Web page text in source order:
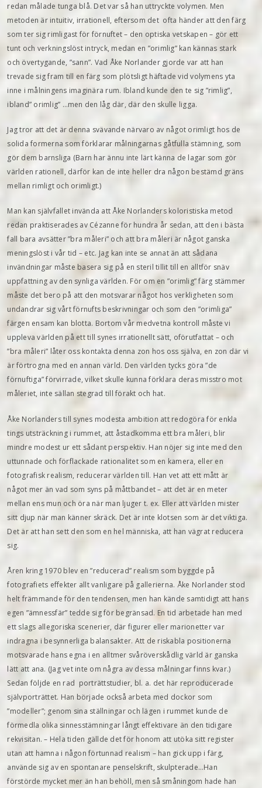
redan målade tunga blå. Det var så han uttryckte volymen. Men
metoden är intuitiv, irrationell, eftersom det ofta händer att den färg
som ter sig rimligast för förnuftet – den optiska vetskapen – gör ett
tunt och verkningslöst intryck, medan en ”orimlig” kan kännas stark
och övertygande, ”sann”. Vad Åke Norlander gjorde var att han
trevade sig fram till en färg som plötsligt häftade vid volymens yta
inne i målningens imaginära rum. Ibland kunde den te sig ”rimlig”,
ibland” orimlig” …men den låg där, där den skulle ligga.
Jag tror att det är denna svävande närvaro av något orimligt hos de
solida formerna som förklarar målningarnas gåtfulla stämning, som
gör dem barnsliga (Barn har ännu inte lärt känna de lagar som gör
världen rationell, därför kan de inte heller dra någon bestämd gräns
mellan rimligt och orimligt.)
Man kan självfallet invända att Åke Norlanders koloristiska metod
redan praktiserades av Cézanne för hundra år sedan, att den i bästa
fall bara avsätter ”bra måleri” och att bra måleri är något ganska
meningslöst i vår tid – etc. Jag kan inte se annat än att sådana
invändningar måste basera sig på en steril tillit till en alltför snäv
uppfattning av den synliga världen. För om en ”orimlig” färg stämmer
måste det bero på att den motsvarar något hos verkligheten som
undandrar sig vårt förnufts beskrivningar och som den ”orimliga”
färgen ensam kan blotta. Bortom vår medvetna kontroll måste vi
uppleva världen på ett till synes irrationellt sätt, oförutfattat – och
”bra måleri” låter oss kontakta denna zon hos oss själva, en zon där vi
är förtrogna med en annan värld. Den världen tycks göra ”de
förnuftiga” förvirrade, vilket skulle kunna förklara deras misstro mot
måleriet, inte sällan stegrad till förakt och hat.
Åke Norlanders till synes modesta ambition att redogöra för enkla
tings utsträckning i rummet, att åstadkomma ett bra måleri, blir
mindre modest ur ett sådant perspektiv. Han nöjer sig inte med den
uttunnade och förflackade rationalitet som en kamera, eller en
fotografisk realism, reducerar världen till. Han vet att ett mått är
något mer än vad som syns på mått­bandet – att det är en meter
mellan ens mun och öra när man ljuger t. ex. Eller att världen mister
sitt djup när man känner skräck. Det är inte klotsen som är det viktiga.
Det är att han sett den som en hel människa, att han vägrat reducera
sig.
Åren kring 1970 blev en ”reducerad” realism som byggde på
fotografiets effekter allt vanligare på gallerierna. Åke Norlander stod
helt främmande för den tendensen, men han kände samtidigt att hans
egen ”ämnessfär” tedde sig för begränsad. En tid arbetade han med
ett slags allegoriska scenerier, där figurer eller marionetter var
indragna i besynnerliga balansakter. Att de riskabla positionerna
motsvarade hans egna i en alltmer svåröverskådlig värld är ganska
lätt att ana. (Jag vet inte om några av dessa målningar finns kvar.)
Sedan följde en rad porträttstudier, bl. a. det här reproducerade
självporträttet. Han började också arbeta med dockor som
”modeller”; genom sina ställningar och lägen i rummet kunde de
förmedla olika sinnesstäm­ningar långt effektivare än den tidigare
rekvisitan. – Hela tiden gällde det för honom att utöka sitt register
utan att hamna i någon förtunnad realism – han gick upp i färg,
använde sig av en spontanare penselskrift, skulpterade…Han
förstörde mycket mer än han behöll, men så småningom hade han